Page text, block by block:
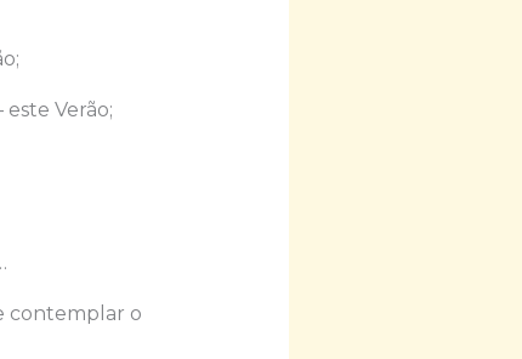
Verão;
contemplar o